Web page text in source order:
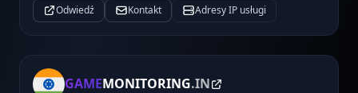
Odwiedź Kontakt Adresy IP usługi
GAMEMONITORING.IN